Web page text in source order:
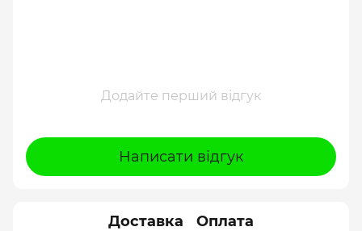
Додайте перший відгук
Написати відгук
Доставка Оплата